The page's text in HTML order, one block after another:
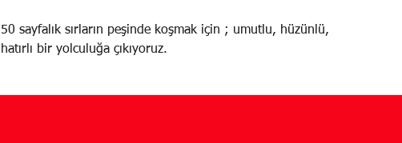
50 sayfalık sırların peşinde koşmak için ; umutlu, hüzünlü,
hatırlı bir yolculuğa çıkıyoruz.